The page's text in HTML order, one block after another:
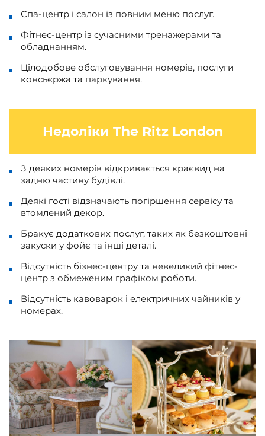
Спа-центр і салон із повним меню послуг.
Фітнес-центр із сучасними тренажерами та
обладнанням.
Цілодобове обслуговування номерів, послуги
консьєржа та паркування.
Недоліки The Ritz London
З деяких номерів відкривається краєвид на
задню частину будівлі.
Деякі гості відзначають погіршення сервісу та
втомлений декор.
Бракує додаткових послуг, таких як безкоштовні
закуски у фойє та інші деталі.
Відсутність бізнес-центру та невеликий фітнес-
центр з обмеженим графіком роботи.
Відсутність кавоварок і електричних чайників у
номерах.